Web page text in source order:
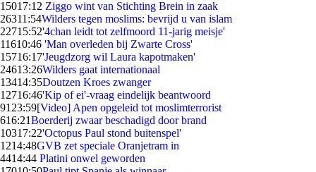
15017:12 Ziggo wint van Stichting Brein in zaak
26311:54Wilders tegen moslims: bevrijd u van islam
22715:52'4chan leidt tot zelfmoord 11-jarig meisje'
11610:46 'Man overleden bij Zwarte Cross'
15716:17'Jeugdzorg wil Laura kapotmaken'
24613:26Wilders gaat internationaal
13414:35Doutzen Kroes zwanger
12716:46'Kip of ei'-vraag eindelijk beantwoord
91 23:59[Video] Apen opgeleid tot moslimterrorist
616:21Boerderij zwaar beschadigd door brand
10317:22'Octopus Paul stond buitenspel'
1214:48GVB zet speciale Oranjetram in
4414:44 Platini onwel geworden